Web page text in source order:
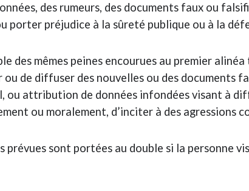
des rumeurs, des documents faux ou
porter préjudice à la sûreté publique ou à la
des mêmes peines encourues au premier
ou de diffuser des nouvelles ou des documents
ou attribution de données infondées visant à
ou moralement, d’inciter à des agressions
prévues sont portées au double si la personne